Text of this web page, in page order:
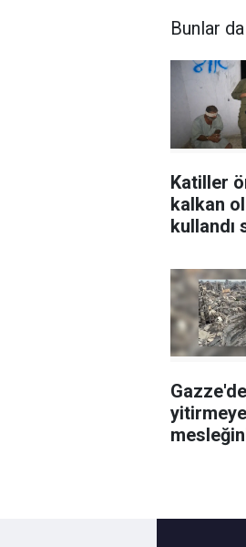
Bunlar
Katiller
kalkan
kullandı